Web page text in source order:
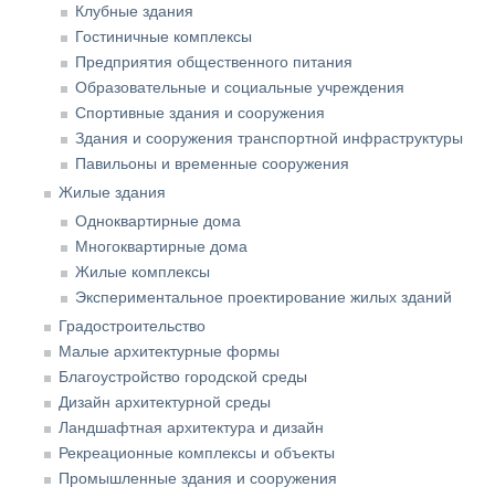
Клубные здания
Гостиничные комплексы
Предприятия общественного питания
Образовательные и социальные учреждения
Спортивные здания и сооружения
Здания и сооружения транспортной инфраструктуры
Павильоны и временные сооружения
Жилые здания
Одноквартирные дома
Многоквартирные дома
Жилые комплексы
Экспериментальное проектирование жилых зданий
Градостроительство
Малые архитектурные формы
Благоустройство городской среды
Дизайн архитектурной среды
Ландшафтная архитектура и дизайн
Рекреационные комплексы и объекты
Промышленные здания и сооружения